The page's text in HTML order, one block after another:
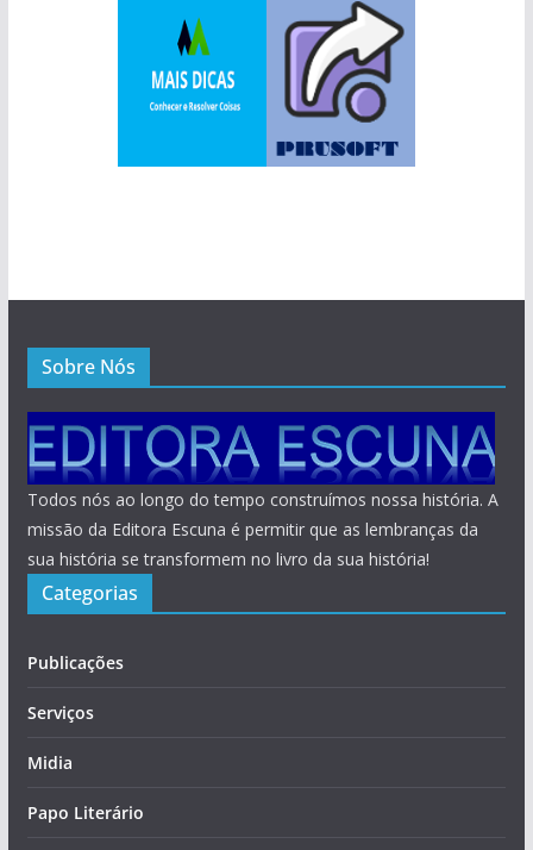
Sobre Nós
Todos nós ao longo do tempo construímos nossa história. A
missão da Editora Escuna é permitir que as lembranças da
sua história se transformem no livro da sua história!
Categorias
Publicações
Serviços
Midia
Papo Literário